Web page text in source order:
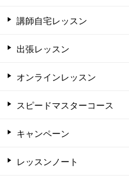
講師自宅レッスン
出張レッスン
オンラインレッスン
スピードマスターコース
キャンペーン
レッスンノート